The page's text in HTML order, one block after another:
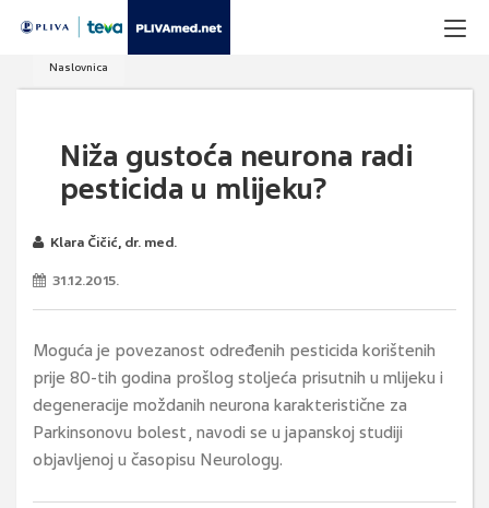
Naslovnica
Niža gustoća neurona radi
pesticida u mlijeku?
Klara Čičić, dr. med.
31.12.2015.
Moguća je povezanost određenih pesticida korištenih
prije 80-tih godina prošlog stoljeća prisutnih u mlijeku i
degeneracije moždanih neurona karakteristične za
Parkinsonovu bolest, navodi se u japanskoj studiji
objavljenoj u časopisu Neurology.